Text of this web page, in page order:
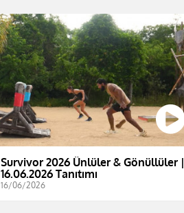
Survivor 2026 Ünlüler & Gönüllüler |
16.06.2026 Tanıtımı
16/06/2026